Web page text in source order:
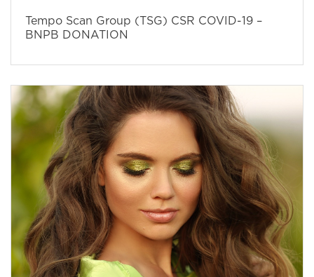
Tempo Scan Group (TSG) CSR COVID-19 –
BNPB DONATION